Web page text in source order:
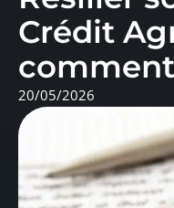
Crédit
20/05/2026